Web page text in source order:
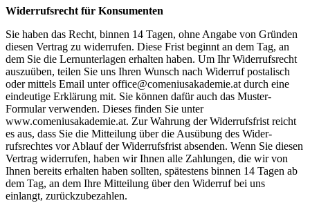
Widerrufsrecht für Konsumenten
Sie haben das Recht, binnen 14 Tagen, ohne Angabe von Gründen
diesen Vertrag zu widerrufen. Diese Frist beginnt an dem Tag, an
dem Sie die Lernunterlagen erhalten haben. Um Ihr Widerrufsrecht
auszuüben, teilen Sie uns Ihren Wunsch nach Widerruf postalisch
oder mittels Email unteroffice@comeniusakademie.atdurch eine
eindeutige Erklärung mit. Sie können dafür auch das Muster-
Formular verwenden. Dieses finden Sie unter
www.comeniusakademie.at. Zur Wahrung der Widerrufsfrist reicht
es aus, dass Sie die Mitteilung über die Ausübung des Wider­
rufsrechtes vor Ablauf der Widerrufsfrist absenden. Wenn Sie diesen
Vertrag wider­rufen, haben wir Ihnen alle Zah­lun­gen, die wir von
Ihnen bereits erhalten haben sollten, spä­tes­tens binnen 14 Tagen ab
dem Tag, an dem Ihre Mittei­lung über den Widerruf bei uns
einlangt, zurückzu­bezahlen.